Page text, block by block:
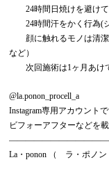
24時間日焼けを避けて
24時間汗をかく行為(ジ
顔に触れるモノは清潔
など）
次回施術は1ヶ月あけ
@la.ponon_procell_a
Instagram専用アカウントで
ビフォーアフターなどを
La・ponon （ ラ・ポノ